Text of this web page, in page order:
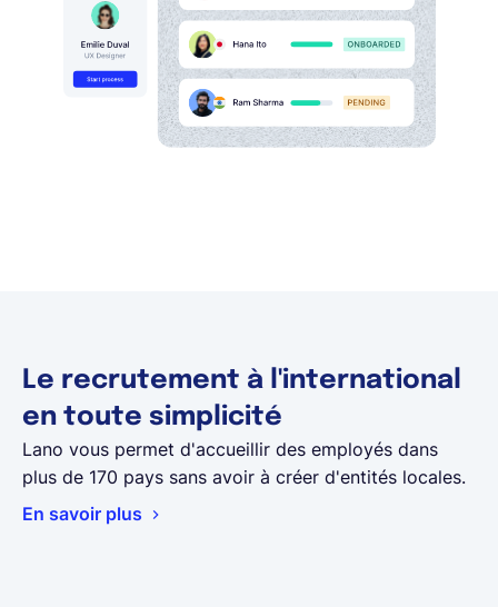
Le recrutement à l'international
en toute simplicité
Lano vous permet d'accueillir des employés dans
plus de 170 pays sans avoir à créer d'entités locales.
En savoir plus